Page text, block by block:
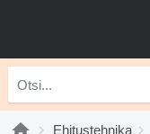
Ehitustehnika